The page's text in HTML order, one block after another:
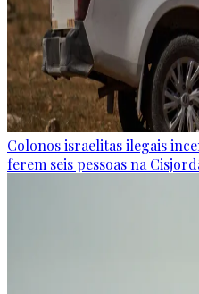
Colonos israelitas ilegais
ferem seis pessoas na